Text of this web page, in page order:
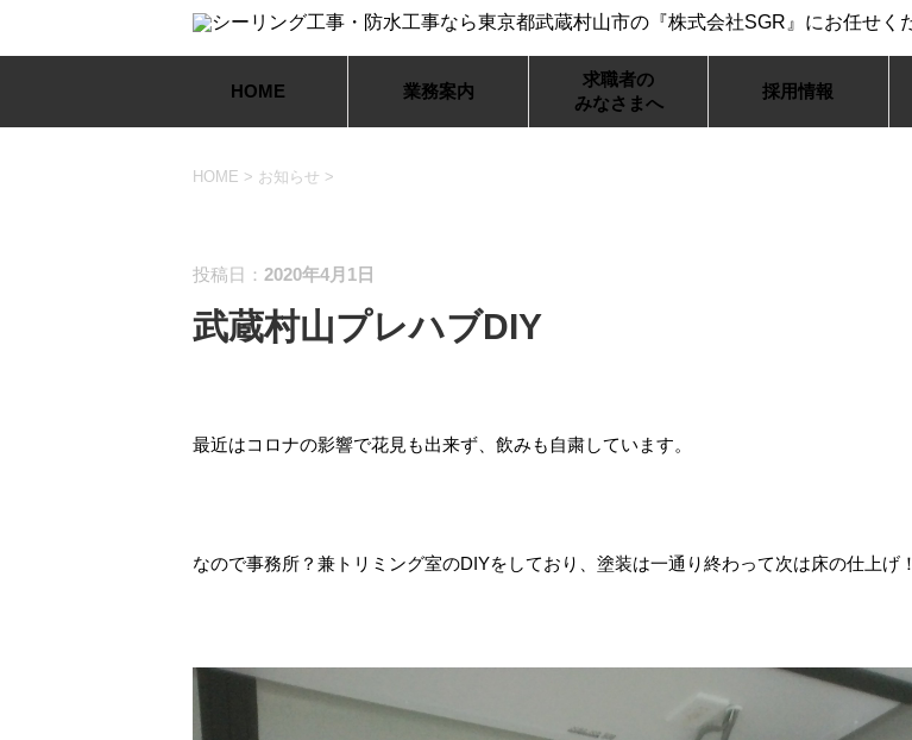
HOME 業務案内
求職者の
みなさまへ
採用情報
HOME > お知らせ >
投稿日： 2020年4月1日
武蔵村山プレハブDIY
最近はコロナの影響で花見も出来ず、飲みも自粛しています。
なので事務所？兼トリミング室のDIYをしており、塗装は一通り終わって次は床の仕上げ！